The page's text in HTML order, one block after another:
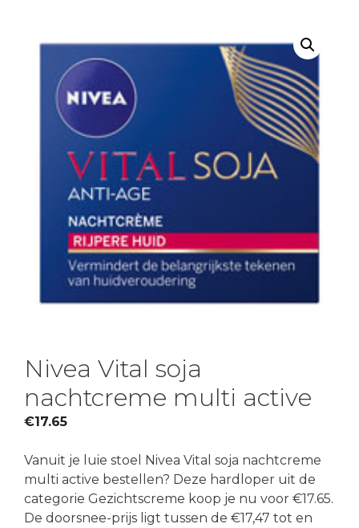
Nivea Vital soja
nachtcreme multi active
€17.65
Vanuit je luie stoel Nivea Vital soja nachtcreme
multi active bestellen? Deze hardloper uit de
categorie Gezichtscreme koop je nu voor €17.65.
De doorsnee-prijs ligt tussen de €17,47 tot en